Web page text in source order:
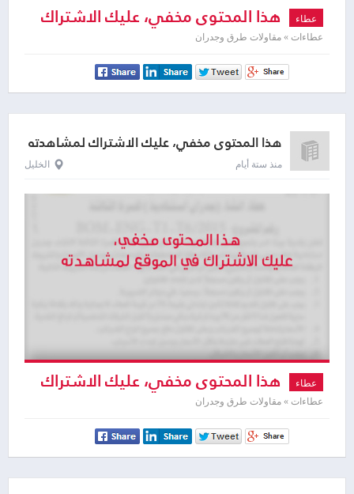
عطاء هذا المحتوى مخفي، عليك الاشتراك
لمشاهدته
عطاءات » مقاولات طرق وجدران
هذا المحتوى مخفي، عليك الاشتراك لمشاهدته
منذ ستة أيام الخليل
عطاء هذا المحتوى مخفي، عليك الاشتراك
لمشاهدته
عطاءات » مقاولات طرق وجدران